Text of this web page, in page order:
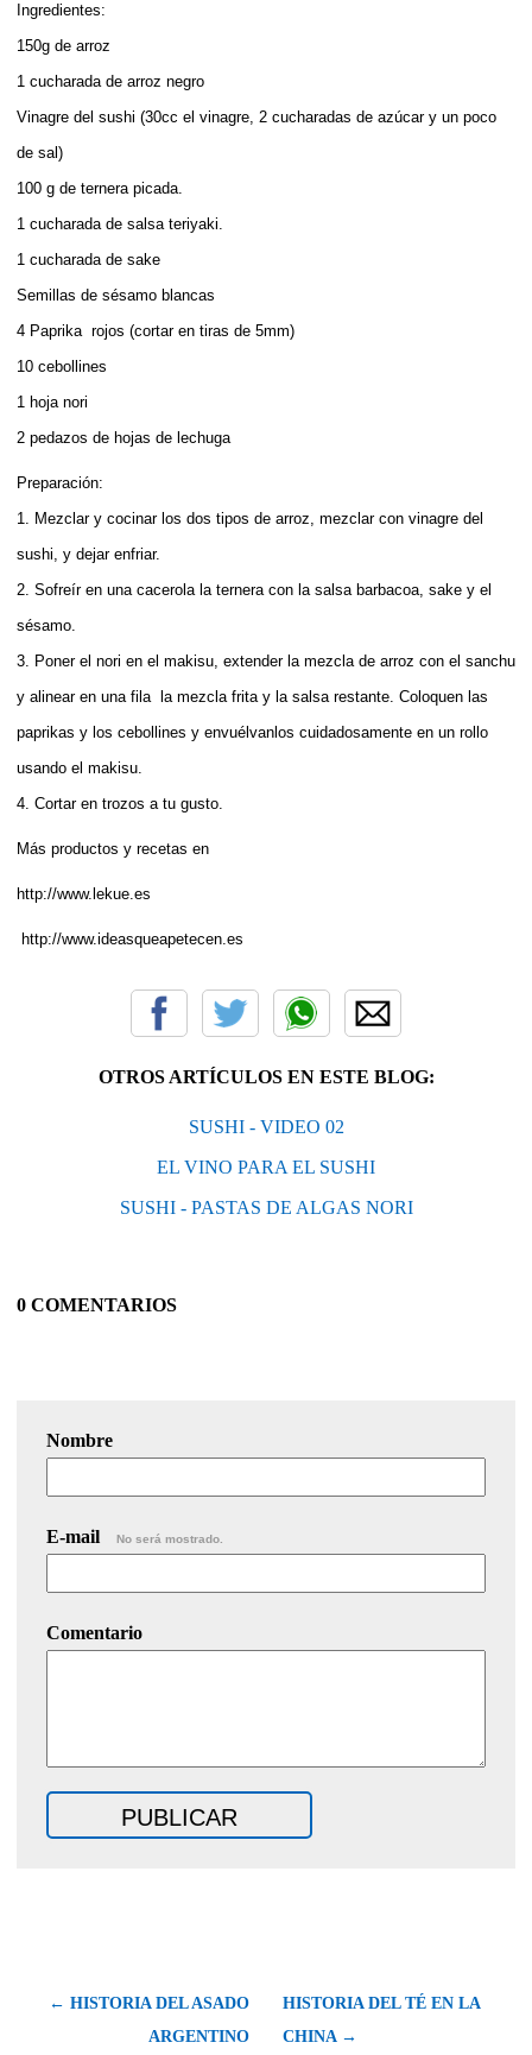
Ingredientes:
150g de arroz
1 cucharada de arroz negro
Vinagre del sushi (30cc el vinagre, 2 cucharadas de azúcar y un poco
de sal)
100 g de ternera picada.
1 cucharada de salsa teriyaki.
1 cucharada de sake
Semillas de sésamo blancas
4 Paprika rojos (cortar en tiras de 5mm)
10 cebollines
1 hoja nori
2 pedazos de hojas de lechuga
Preparación:
1. Mezclar y cocinar los dos tipos de arroz, mezclar con vinagre del
sushi, y dejar enfriar.
2. Sofreír en una cacerola la ternera con la salsa barbacoa, sake y el
sésamo.
3. Poner el nori en el makisu, extender la mezcla de arroz con el sanchu
y alinear en una fila la mezcla frita y la salsa restante. Coloquen las
paprikas y los cebollines y envuélvanlos cuidadosamente en un rollo
usando el makisu.
4. Cortar en trozos a tu gusto.
Más productos y recetas en
http://www.lekue.es
http://www.ideasqueapetecen.es
OTROS ARTÍCULOS EN ESTE BLOG:
SUSHI - VIDEO 02
EL VINO PARA EL SUSHI
SUSHI - PASTAS DE ALGAS NORI
0 COMENTARIOS
Nombre
E-mail No será mostrado.
Comentario
← HISTORIA DEL ASADO
ARGENTINO
HISTORIA DEL TÉ EN LA
CHINA →